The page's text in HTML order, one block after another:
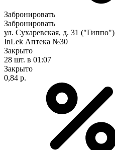
Забронировать
Забронировать
ул. Сухаревская, д. 31 ("Гиппо")
InLek Аптека №30
Закрыто
28 шт. в 01:07
Закрыто
0,84 р.